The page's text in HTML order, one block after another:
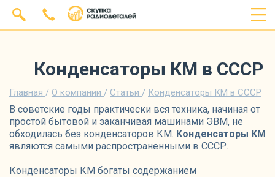
Конденсаторы КМ в СССР
Главная / О компании / Статьи / Конденсаторы КМ в СССР
В советские годы практически вся техника, начиная от
простой бытовой и заканчивая машинами ЭВМ, не
обходилась без конденсаторов КМ. Конденсаторы КМ
являются самыми распространенными в СССР.
Конденсаторы КМ богаты содержанием